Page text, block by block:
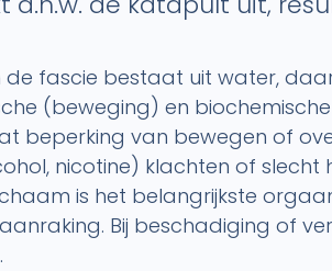
de fascie bestaat uit water,
(beweging) en
beperking van bewegen of
nicotine) klachten of
is het belangrijkste
Bij beschadiging of